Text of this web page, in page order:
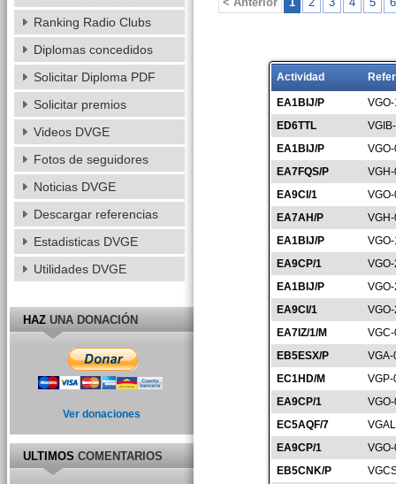
Actividad
EA1BIJ/P
ED6TTL
EA1BIJ/P
EA7FQS/P
EA9CI/1
EA7AH/P
EA1BIJ/P
EA9CP/1
EA1BIJ/P
EA9CI/1
EA7IZ/1/M
EB5ESX/P
EC1HD/M
EA9CP/1
EC5AQF/7
EA9CP/1
EB5CNK/P
Ranking Radio Clubs
Diplomas concedidos
Solicitar Diploma PDF
Solicitar premios
Videos DVGE
Fotos de seguidores
Noticias DVGE
Descargar referencias
Estadisticas DVGE
Utilidades DVGE
HAZUNA DONACIÓN
Ver donaciones
ULTIMOSCOMENTARIOS